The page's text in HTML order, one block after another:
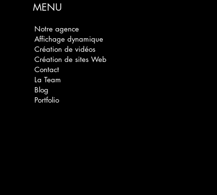
MENU
Notre agence
Affichage dynamique
Création de vidéos
Création de sites Web
Contact
La Team
Blog
Portfolio